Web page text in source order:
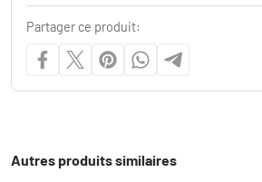
Partager ce produit:
Autres produits similaires